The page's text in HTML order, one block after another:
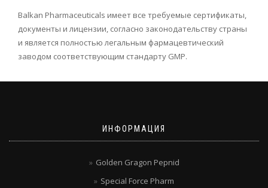
Balkan Pharmaceuticals имеет все требуемые сертификаты,
документы и лицензии, согласно законодательству страны
и является полностью легальным фармацевтический
заводом соответствующим стандарту GMP.
ИНФОРМАЦИЯ
Golden Gragon Pepnid
Special Force Pharm